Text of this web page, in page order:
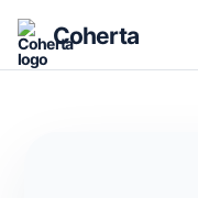
Coherta